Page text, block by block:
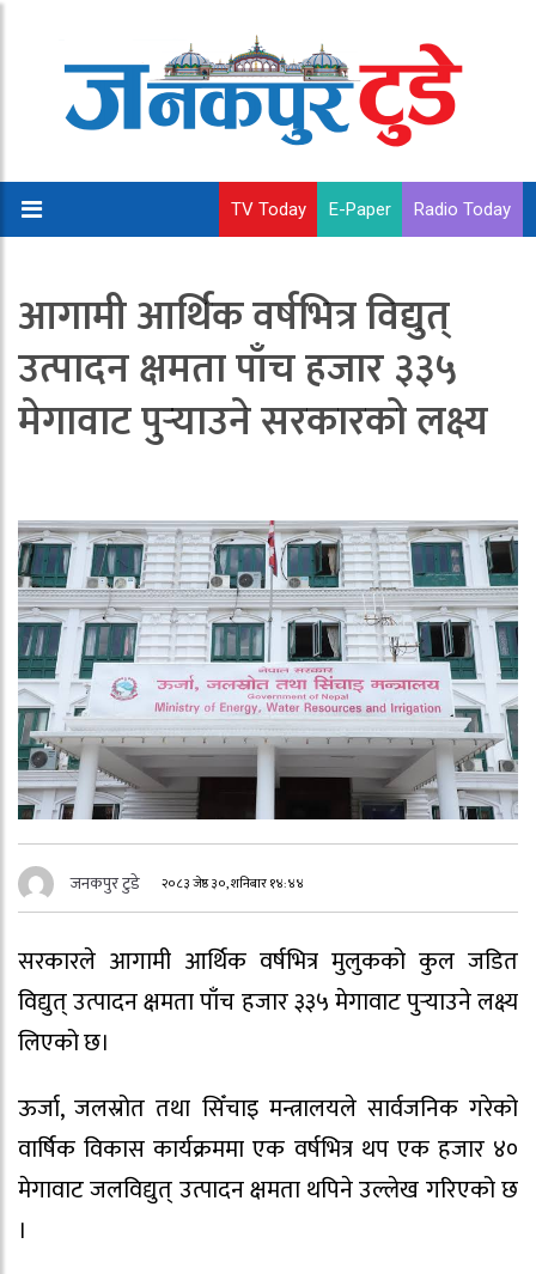
TV Today E-Paper Radio Today
आगामी आर्थिक वर्षभित्र विद्युत्
उत्पादन क्षमता पाँच हजार ३३५
मेगावाट पुर्‍याउने सरकारको लक्ष्य
जनकपुर टुडे २०८३ जेष्ठ ३०, शनिबार १४:४४
सरकारले आगामी आर्थिक वर्षभित्र मुलुकको कुल जडित
विद्युत् उत्पादन क्षमता पाँच हजार ३३५ मेगावाट पुर्‍याउने लक्ष्य
लिएको छ।
ऊर्जा, जलस्रोत तथा सिँचाइ मन्त्रालयले सार्वजनिक गरेको
वार्षिक विकास कार्यक्रममा एक वर्षभित्र थप एक हजार ४०
मेगावाट जलविद्युत् उत्पादन क्षमता थपिने उल्लेख गरिएको छ
।